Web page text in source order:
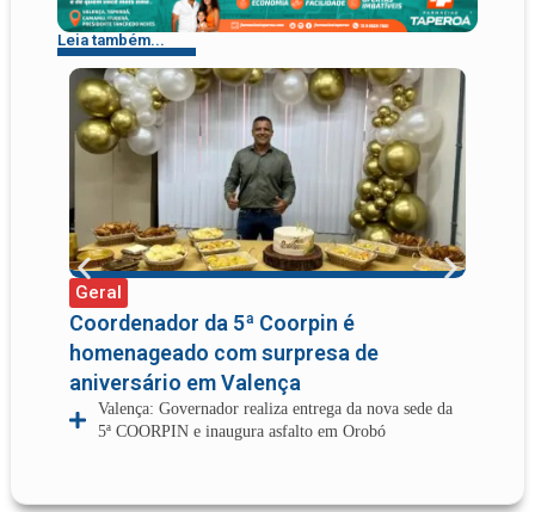
Leia também...
Geral
Coordenador da 5ª Coorpin é
homenageado com surpresa de
aniversário em Valença
Valença: Governador realiza entrega da nova sede da
5ª COORPIN e inaugura asfalto em Orobó